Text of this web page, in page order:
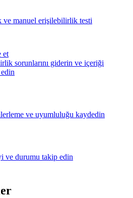
ve manuel erişilebilirlik testi
et
sorunlarını giderin ve içeriği
ve uyumluluğu kaydedin
ve durumu takip edin